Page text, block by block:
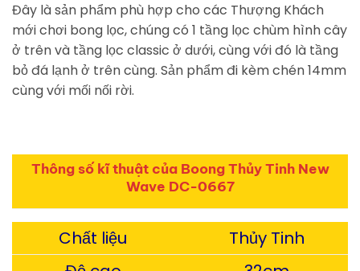
Đây là sản phẩm phù hợp cho các Thượng Khách
mới chơi bong lọc, chúng có 1 tầng lọc chùm hình cây
ở trên và tầng lọc classic ở dưới, cùng với đó là tầng
bỏ đá lạnh ở trên cùng. Sản phẩm đi kèm chén 14mm
cùng với mối nối rời.
Thông số kĩ thuật của Boong Thủy Tinh New
Wave DC-0667
Chất liệu
Thủy Tinh